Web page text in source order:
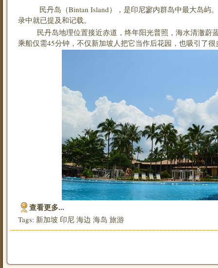
民丹岛（Bintan Island），是印尼寥内群岛中最大岛屿。
录中就已提及和记载。
民丹岛地理位置接近赤道，终年阳光普照，海水清澈蔚
乘船仅需45分钟，不仅新加坡人把它当作后花园，也吸引了
查看更多...
Tags: 新加坡 印尼 海边 海岛 旅游